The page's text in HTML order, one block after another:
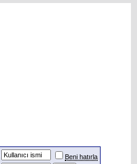
Beni hatırla